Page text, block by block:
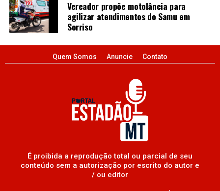
Vereador propõe motolância para
agilizar atendimentos do Samu em
Sorriso
Quem Somos Anuncie Contato
É proibida a reprodução total ou parcial de seu
conteúdo sem a autorização por escrito do autor e
/ ou editor